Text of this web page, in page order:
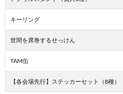
キーリング
世間を席巻するせっけん
TAM缶
【各会場先行】ステッカーセット（8種）